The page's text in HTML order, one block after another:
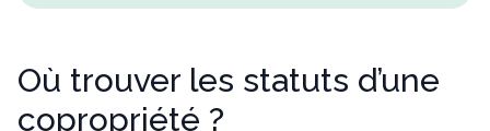
Où trouver les statuts d’une
copropriété ?